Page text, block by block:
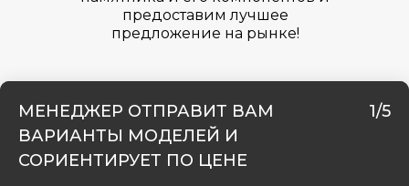
предоставим лучшее
предложение на рынке!
МЕНЕДЖЕР ОТПРАВИТ ВАМ
ВАРИАНТЫ МОДЕЛЕЙ И
СОРИЕНТИРУЕТ ПО ЦЕНЕ
1/5